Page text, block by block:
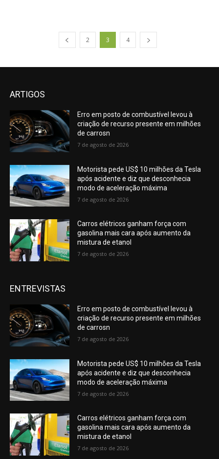
2 3 4
ARTIGOS
Erro em posto de combustível levou à
criação de recurso presente em milhões
de carrosn
7 de agosto de 2026
Motorista pede US$ 10 milhões da Tesla
após acidente e diz que desconhecia
modo de aceleração máxima
7 de agosto de 2026
Carros elétricos ganham força com
gasolina mais cara após aumento da
mistura de etanol
7 de agosto de 2026
ENTREVISTAS
Erro em posto de combustível levou à
criação de recurso presente em milhões
de carrosn
7 de agosto de 2026
Motorista pede US$ 10 milhões da Tesla
após acidente e diz que desconhecia
modo de aceleração máxima
7 de agosto de 2026
Carros elétricos ganham força com
gasolina mais cara após aumento da
mistura de etanol
7 de agosto de 2026